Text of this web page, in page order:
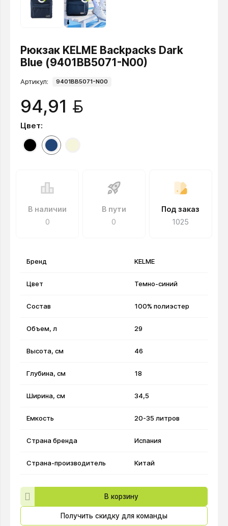
Рюкзак KELME Backpacks Dark
Blue (9401BB5071-N00)
Артикул: 9401BB5071-N00
94,91 BYN
Цвет:
В наличии
0
В пути
0
Под заказ
1025
Бренд KELME
Цвет Темно-синий
Состав 100% полиэстер
Объем, л 29
Высота, см 46
Глубина, см 18
Ширина, см 34,5
Емкость 20-35 литров
Страна бренда Испания
Страна-производитель Китай
В корзину
Получить скидку для команды